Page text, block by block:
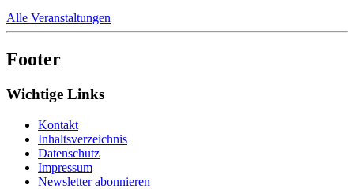
Alle Veranstaltungen
Footer
Wichtige Links
Kontakt
Inhaltsverzeichnis
Datenschutz
Impressum
Newsletter abonnieren